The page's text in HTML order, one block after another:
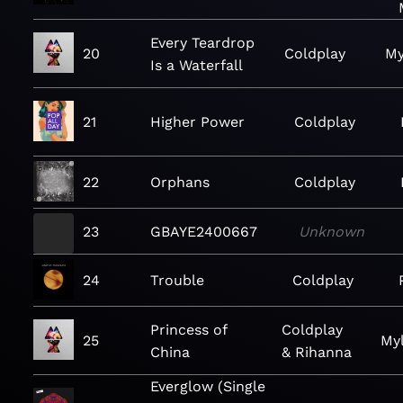
20
Every Teardrop
Is a Waterfall
Coldplay
21 Higher Power Coldplay
22 Orphans Coldplay
23 GBAYE2400667 Unknown
24 Trouble Coldplay
25
Princess of
China
Coldplay
& Rihanna
Everglow (Single